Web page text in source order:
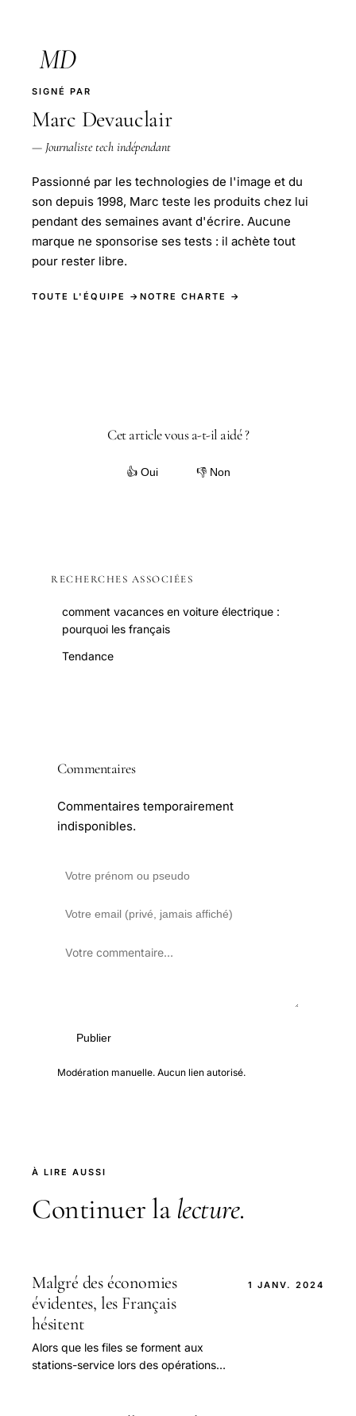
MD
SIGNÉ PAR
Marc Devauclair
— Journaliste tech indépendant
Passionné par les technologies de l'image et du
son depuis 1998, Marc teste les produits chez lui
pendant des semaines avant d'écrire. Aucune
marque ne sponsorise ses tests : il achète tout
pour rester libre.
TOUTE L'ÉQUIPE → NOTRE CHARTE →
Cet article vous a-t-il aidé ?
👍 Oui 👎 Non
RECHERCHES ASSOCIÉES
comment vacances en voiture électrique :
pourquoi les français
Tendance
Commentaires
Commentaires temporairement
indisponibles.
Publier
Modération manuelle. Aucun lien autorisé.
À LIRE AUSSI
Continuer la lecture.
Malgré des économies
évidentes, les Français
hésitent
Alors que les files se forment aux
stations-service lors des opérations
1 JANV. 2024